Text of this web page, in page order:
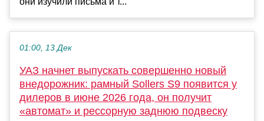
01:00, 13 Дек
УАЗ начнет выпускать совершенно новый
внедорожник: рамный Sollers S9 появится у
дилеров в июне 2026 года, он получит
«автомат» и рессорную заднюю подвеску